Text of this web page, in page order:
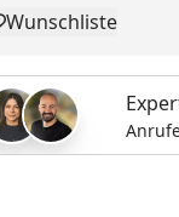
Produkt zur
Wunschliste